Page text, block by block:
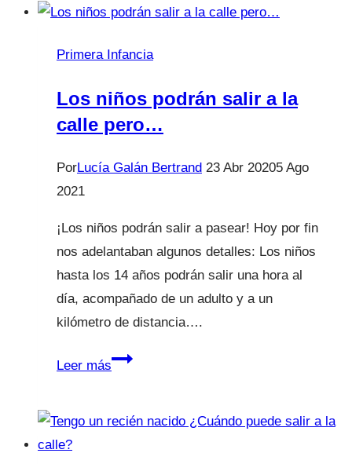
Primera Infancia
Los niños podrán salir a la
calle pero…
PorLucía Galán Bertrand 23 Abr 20205 Ago
2021
¡Los niños podrán salir a pasear! Hoy por fin
nos adelantaban algunos detalles: Los niños
hasta los 14 años podrán salir una hora al
día, acompañado de un adulto y a un
kilómetro de distancia….
Leer másLos
salir